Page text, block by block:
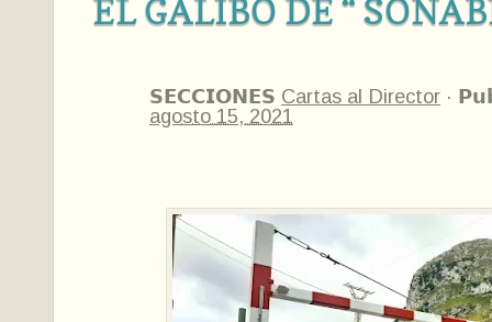
EL GALIBO DE “
𝗦𝗘𝗖𝗖𝗜𝗢𝗡𝗘𝗦 Cartas al Director ·
agosto 15, 2021